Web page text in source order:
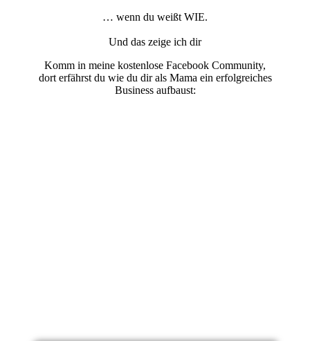
… wenn du weißt WIE.
Und das zeige ich dir
Komm in meine kostenlose Facebook Community,
dort erfährst du wie du dir als Mama ein erfolgreiches
Business aufbaust: